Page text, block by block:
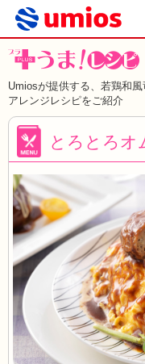
Umiosが提供する、若鶏和
アレンジレシピをご紹介
とろとろオ